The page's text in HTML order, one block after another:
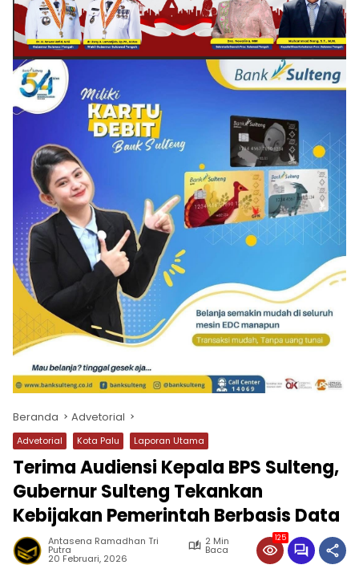
Beranda Advetorial
Advetorial Kota Palu Laporan Utama
Terima Audiensi Kepala BPS Sulteng,
Gubernur Sulteng Tekankan
Kebijakan Pemerintah Berbasis Data
Antasena Ramadhan Tri
Putra
2 Min
Baca
20 Februari, 2026
125